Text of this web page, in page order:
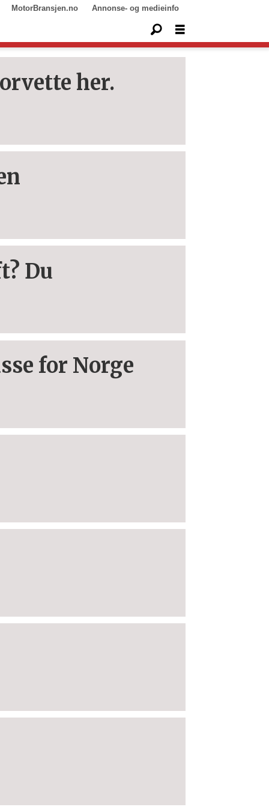
MotorBransjen.no Annonse- og medieinfo
her.
Du
for Norge